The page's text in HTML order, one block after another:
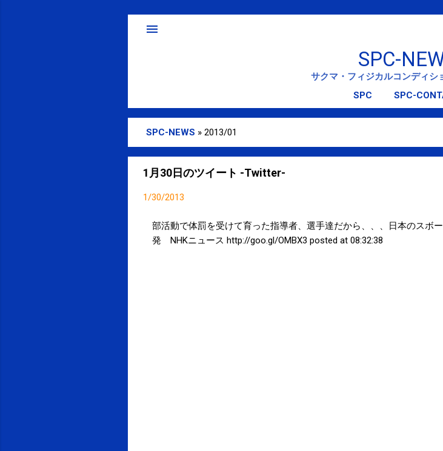
スキップしてメイン コン
SPC-
サクマ・フィジカルコンディシ
SPC
SPC-
稿
SPC-NEWS » 2013/01
1月30日のツイート -Twitter-
1/30/2013
部活動で体罰を受けて育った指導者、選手達だから、、、日本のスボ
発 NHKニュース http://goo.gl/OMBX3 posted at 08:32:38